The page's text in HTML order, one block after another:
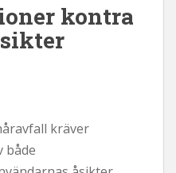
kontra
kräver
både